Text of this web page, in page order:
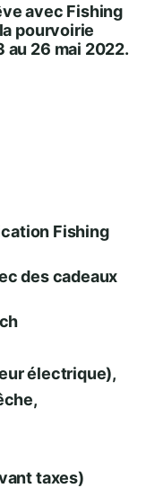
avec Fishing
pourvoirie
au 26 mai 2022.
Fishing
des cadeaux
électrique),
taxes)